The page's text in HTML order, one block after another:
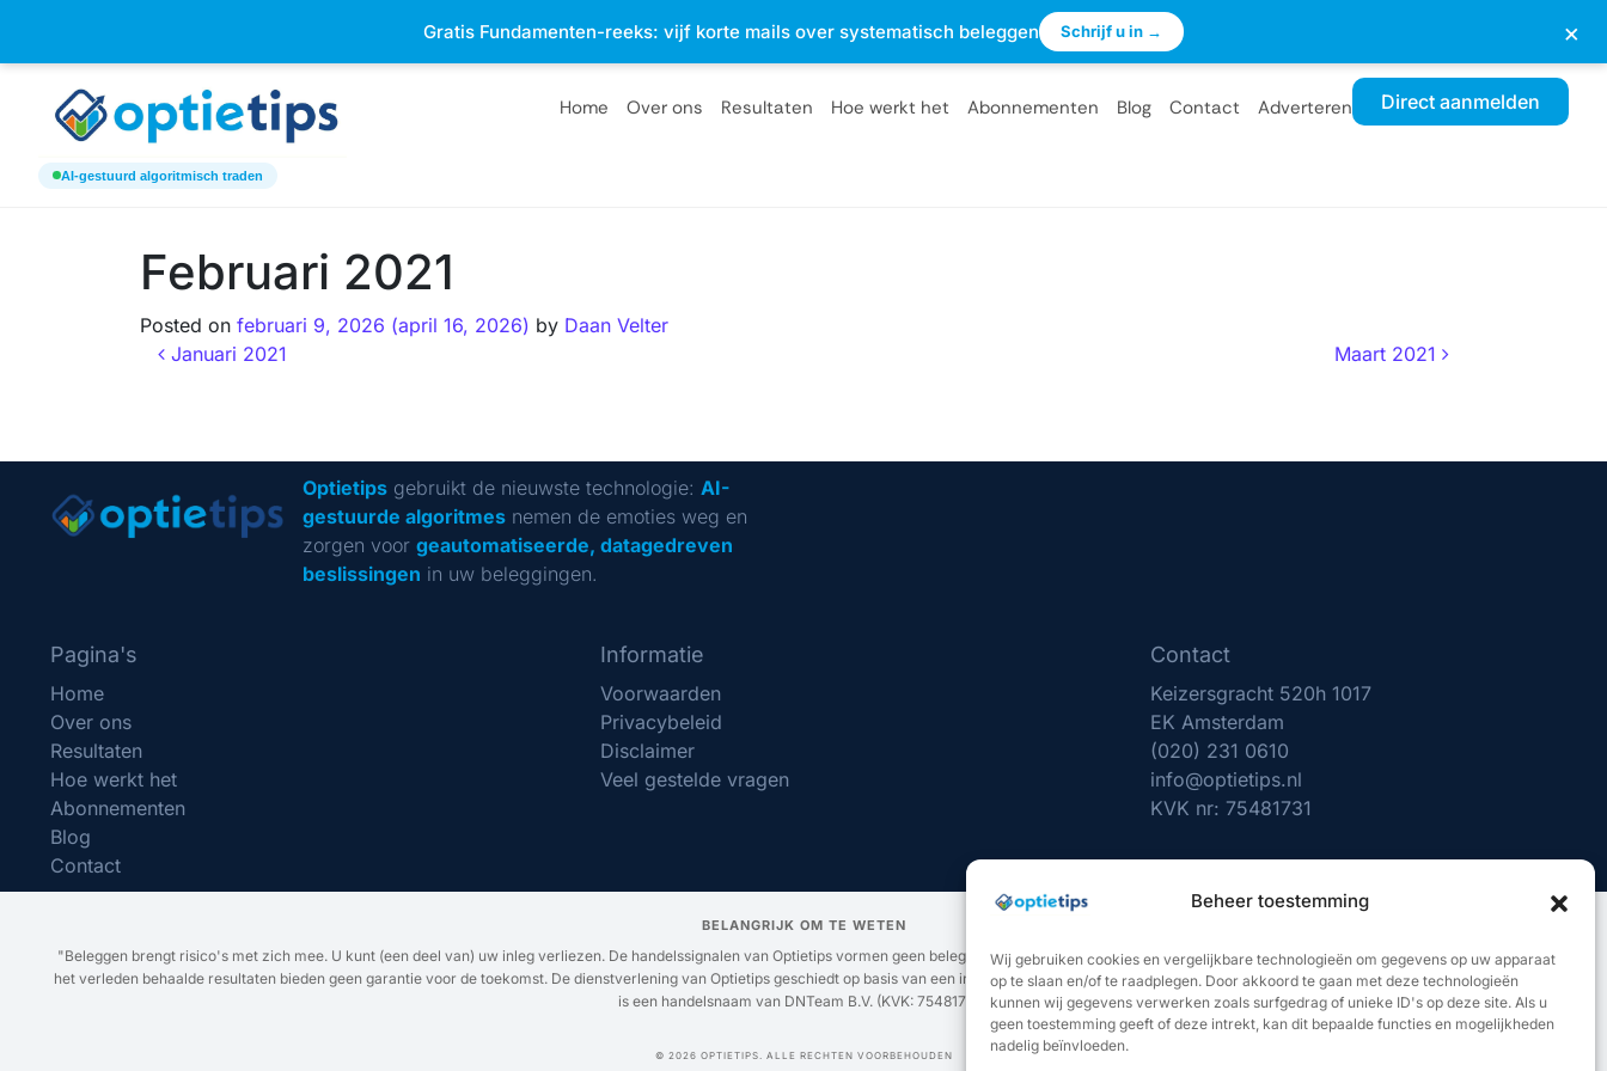
Beheer toestemming
Wij gebruiken cookies en vergelijkbare technologieën om gegevens op uw apparaat
op te slaan en/of te raadplegen. Door akkoord te gaan met deze technologieën
kunnen wij gegevens verwerken zoals surfgedrag of unieke ID's op deze site. Als u
geen toestemming geeft of deze intrekt, kan dit bepaalde functies en mogelijkheden
nadelig beïnvloeden.
Keizersgracht 520h 1017 EK Amsterdam info@optietips.nl 020 - 2310610
AI-gestuurd algoritmisch traden
Direct aanmelden
Home Over ons Resultaten Hoe werkt het Abonnementen Blog Contact Adverteren
Februari 2021
Posted on februari 9, 2026 (april 16, 2026) by Daan Velter
Januari 2021
Maart 2021
Optietips gebruikt de nieuwste technologie: AI-
gestuurde algoritmes nemen de emoties weg en
zorgen voorgeautomatiseerde, datagedreven
beslissingen in uw beleggingen.
Pagina's
Home
Over ons
Resultaten
Hoe werkt het
Abonnementen
Blog
Contact
Informatie
Voorwaarden
Privacybeleid
Disclaimer
Veel gestelde vragen
Contact
Keizersgracht 520h 1017
EK Amsterdam
(020) 231 0610
info@optietips.nl
KVK nr: 75481731
BELANGRIJK OM TE WETEN
"Beleggen brengt risico's met zich mee. U kunt (een deel van) uw inleg verliezen. De handelssignalen van Optietips vormen geen beleggingsadvies. U bent volledig verantwoordelijk voor uw eigen beleggingsbeslissingen. In
het verleden behaalde resultaten bieden geen garantie voor de toekomst. De dienstverlening van Optietips geschiedt op basis van een inspanningsverbintenis. Optietips garandeert geen resultaten of rendementen." Optietips
is een handelsnaam van DNTeam B.V. (KVK: 75481731).
© 2026 OPTIETIPS. ALLE RECHTEN VOORBEHOUDEN
Gratis Fundamenten-reeks: vijf korte mails over systematisch beleggen Schrijf u in → ×